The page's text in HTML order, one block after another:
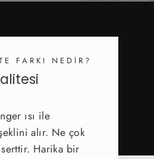
FARKI NEDİR?
ısı ile
alır. Ne çok
Harika bir